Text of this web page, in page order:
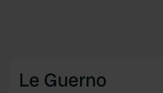
Le Guerno